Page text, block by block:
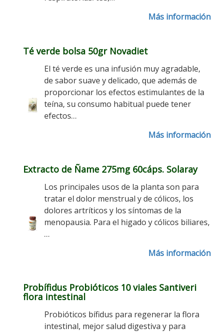
Más información
Té verde bolsa 50gr Novadiet
El té verde es una infusión muy agradable,
de sabor suave y delicado, que además de
proporcionar los efectos estimulantes de la
teína, su consumo habitual puede tener
efectos…
Más información
Extracto de Ñame 275mg 60cáps. Solaray
Los principales usos de la planta son para
tratar el dolor menstrual y de cólicos, los
dolores artríticos y los síntomas de la
menopausia. Para el higado y cólicos biliares,
…
Más información
Probífidus Probióticos 10 viales Santiveri
flora intestinal
Probióticos bífidus para regenerar la flora
intestinal, mejor salud digestiva y para